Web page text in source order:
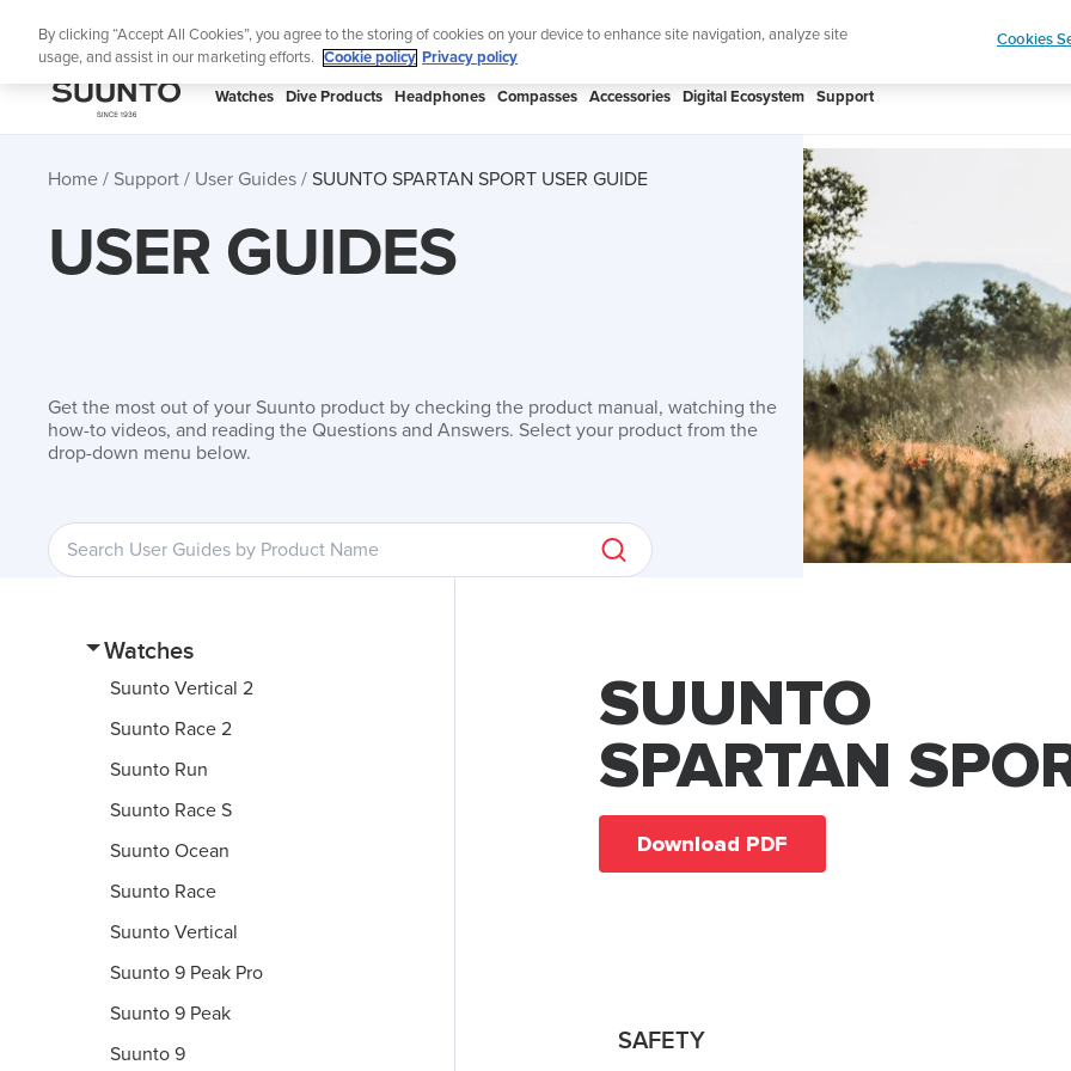
Lightweight sports watch designed for runners Shop
SUUNTO
Watches Dive Products Headphones Compasses Accessories Digital Ecosystem Support
Home Support User Guides SUUNTO SPARTAN SPORT USER GUIDE
USER GUIDES
Get the most out of your Suunto product by checking the product manual, watching the
how-to videos, and reading the Questions and Answers. Select your product from the
drop-down menu below.
Watches
Suunto Vertical 2
Suunto Race 2
Suunto Run
Suunto Race S
Suunto Ocean
Suunto Race
Suunto Vertical
Suunto 9 Peak Pro
Suunto 9 Peak
Suunto 9
SUUNTO
SPARTAN
Download PDF
SAFETY
By clicking “Accept All Cookies”, you agree to the storing of cookies on your device to enhance site navigation, analyze site
usage, and assist in our marketing efforts.
Cookie policy Privacy policy
Cookies